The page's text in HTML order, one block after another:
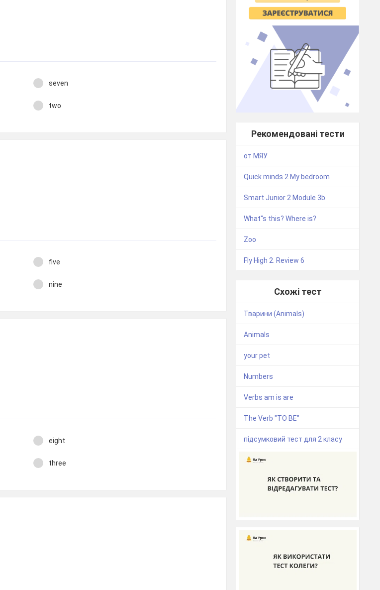
seven
two
five
nine
eight
three
Рекомендовані тести
от МЯУ
Quick minds 2 My bedroom
Smart Junior 2 Module 3b
What"s this? Where is?
Zoo
Fly High 2. Review 6
Схожі тест
Тварини (Animals)
Animals
your pet
Numbers
Verbs am is are
The Verb "TO BE"
підсумковий тест для 2 класу